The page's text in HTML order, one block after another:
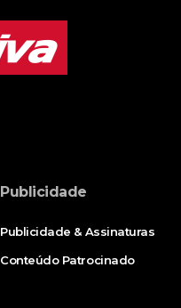
Publicidade
Publicidade & Assinaturas
Conteúdo Patrocinado